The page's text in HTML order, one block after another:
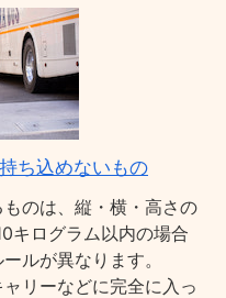
ち込めないもの
のは、縦・横・高さの
キログラム以内の場合
ルが異なります。
リーなどに完全に入っ